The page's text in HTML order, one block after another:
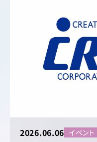
2026.06.06 イベント